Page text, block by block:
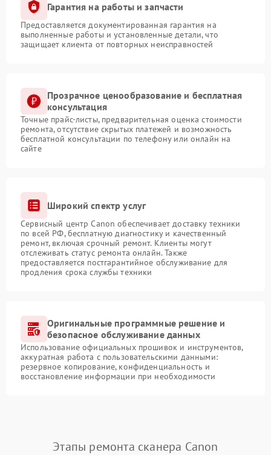
Гарантия на работы и запчасти
Предоставляется документированная гарантия на
выполненные работы и установленные детали, что
защищает клиента от повторных неисправностей
Прозрачное ценообразование и бесплатная
консультация
Точные прайс-листы, предварительная оценка стоимости
ремонта, отсутствие скрытых платежей и возможность
бесплатной консультации по телефону или онлайн на
сайте
Широкий спектр услуг
Сервисный центр Canon обеспечивает доставку техники
по всей РФ, бесплатную диагностику и качественный
ремонт, включая срочный ремонт. Клиенты могут
отслеживать статус ремонта онлайн. Также
предоставляется постгарантийное обслуживание для
продления срока службы техники
Оригинальные программные решение и
безопасное обслуживание данных
Использование официальных прошивок и инструментов,
аккуратная работа с пользовательскими данными:
резервное копирование, конфиденциальность и
восстановление информации при необходимости
Этапы ремонта сканера Canon